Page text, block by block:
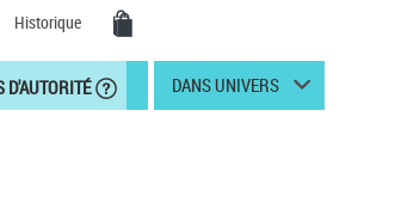
Historique
D'AUTORITÉ DANS UNIVERS